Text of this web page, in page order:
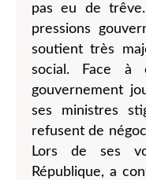
pas eu de
pressions
soutient très
social. Face à
gouvernement
ses ministres
refusent de
Lors de ses
République, a